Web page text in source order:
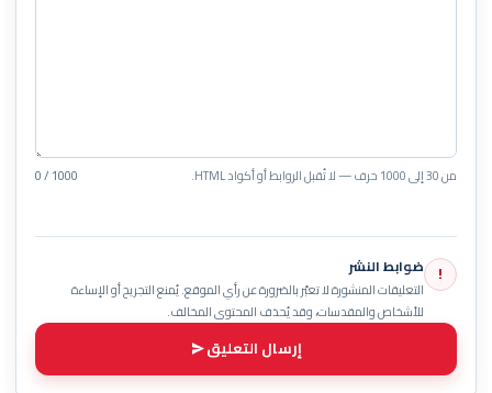
من 30 إلى 1000 حرف — لا تُقبل الروابط أو أكواد HTML. 0 / 1000
! ضوابط النشر
التعليقات المنشورة لا تعبّر بالضرورة عن رأي الموقع. يُمنع التجريح أو الإساءة
للأشخاص والمقدسات، وقد يُحذف المحتوى المخالف.
إرسال التعليق